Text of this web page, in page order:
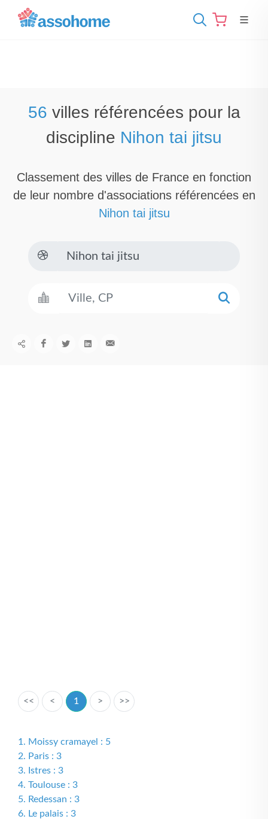
56 villes référencées pour la
discipline Nihon tai jitsu
Classement des villes de France en fonction
de leur nombre d'associations référencées en
Nihon tai jitsu
<< < 1 > >>
1. Moissy cramayel : 5
2. Paris : 3
3. Istres : 3
4. Toulouse : 3
5. Redessan : 3
6. Le palais : 3